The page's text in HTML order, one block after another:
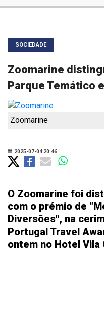
SOCIEDADE
Zoomarine
Parque Temático
Zoomarine
2025-07-04 20:46
O Zoomarine foi
com o prémio de
Diversões", na
Portugal Travel
ontem no Hotel Vila